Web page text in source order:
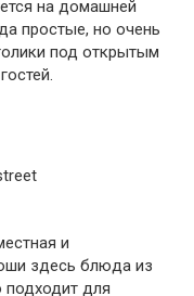
на домашней
простые, но очень
под открытым
и
здесь блюда из
подходит для